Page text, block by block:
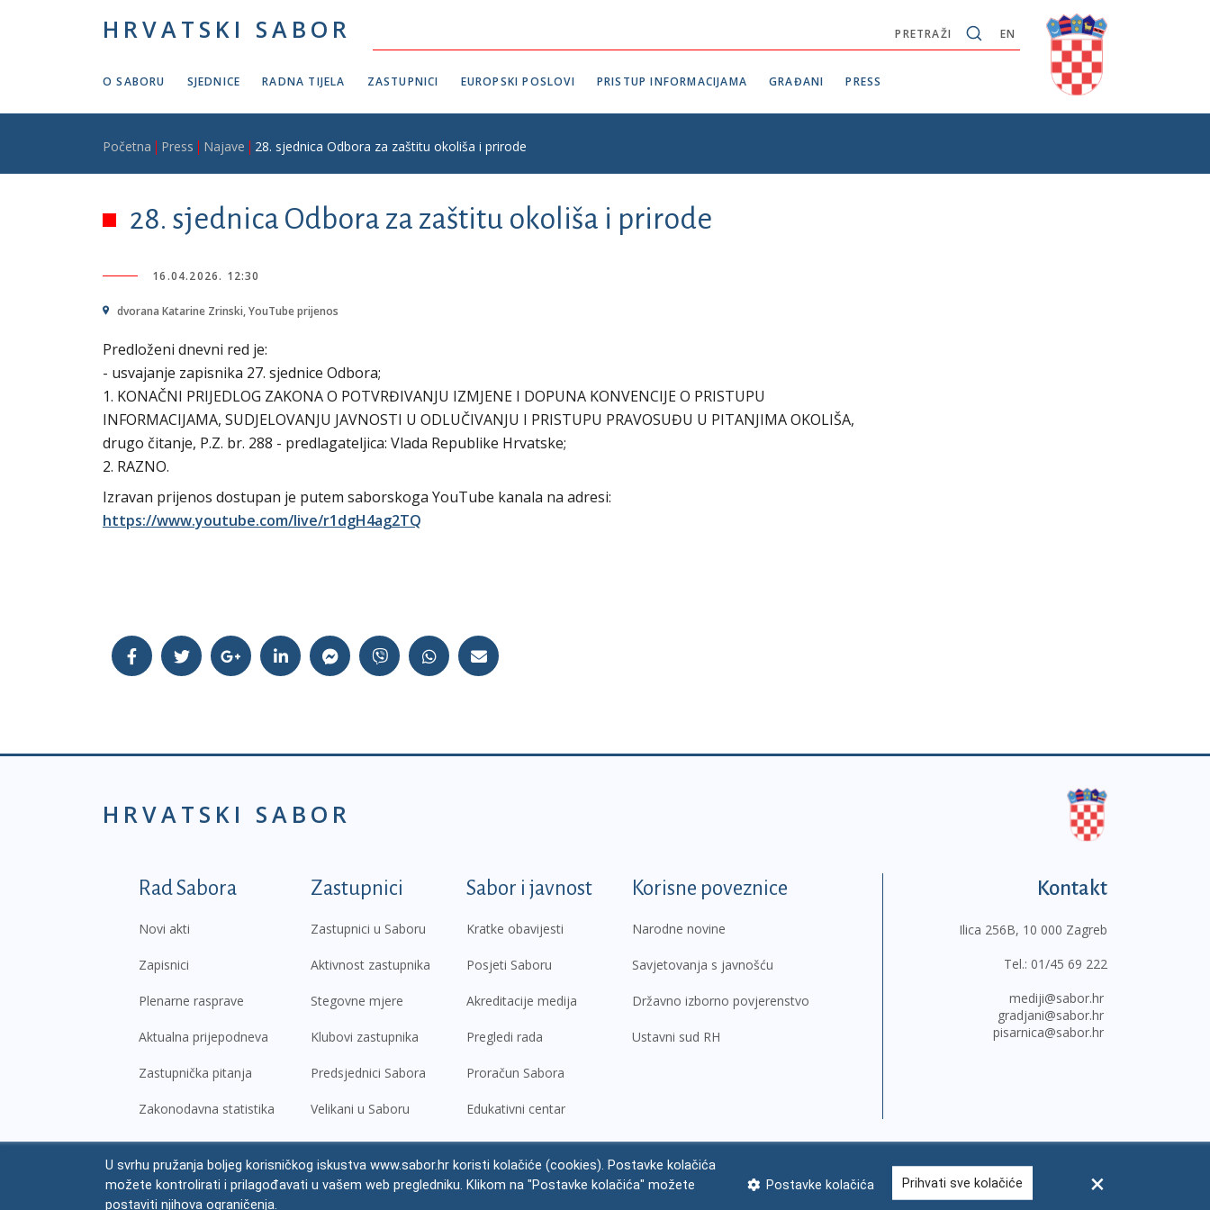
HRVATSKI SABOR EN
PRETRAŽI
O SABORU SJEDNICE RADNA TIJELA ZASTUPNICI EUROPSKI POSLOVI PRISTUP INFORMACIJAMA GRAĐANI PRESS
Breadcrumb
Početna Press Najave 28. sjednica Odbora za zaštitu okoliša i prirode
28. sjednica Odbora za zaštitu okoliša i prirode
16.04.2026. 12:30
dvorana Katarine Zrinski, YouTube prijenos
Predloženi dnevni red je:
- usvajanje zapisnika 27. sjednice Odbora;
1. KONAČNI PRIJEDLOG ZAKONA O POTVRĐIVANJU IZMJENE I DOPUNA KONVENCIJE O PRISTUPU
INFORMACIJAMA, SUDJELOVANJU JAVNOSTI U ODLUČIVANJU I PRISTUPU PRAVOSUĐU U PITANJIMA OKOLIŠA,
drugo čitanje, P.Z. br. 288 - predlagateljica: Vlada Republike Hrvatske;
2. RAZNO.
Izravan prijenos dostupan je putem saborskoga YouTube kanala na adresi:
https://www.youtube.com/live/r1dgH4ag2TQ
HRVATSKI SABOR
Podnožje prvi izbornik
Rad Sabora
Novi akti
Zapisnici
Plenarne rasprave
Aktualna prijepodneva
Zastupnička pitanja
Zakonodavna statistika
Zastupnici
Zastupnici u Saboru
Aktivnost zastupnika
Stegovne mjere
Klubovi zastupnika
Predsjednici Sabora
Velikani u Saboru
Sabor i javnost
Kratke obavijesti
Posjeti Saboru
Akreditacije medija
Pregledi rada
Proračun Sabora
Edukativni centar
Korisne poveznice
Narodne novine
Savjetovanja s javnošću
Državno izborno povjerenstvo
Ustavni sud RH
Kontakt
Ilica 256B, 10 000 Zagreb
Tel.: 01/45 69 222
mediji@sabor.hr
gradjani@sabor.hr
pisarnica@sabor.hr
© Hrvatski sabor, 2026 Pravne napomene Izjava o pristupačnosti Zaštita osobnih podataka Impressum Česta pitanja Kontakti Mapa weba
U svrhu pružanja boljeg korisničkog iskustva www.sabor.hr koristi kolačiće (cookies). Postavke kolačića
možete kontrolirati i prilagođavati u vašem web pregledniku. Klikom na "Postavke kolačića" možete
postaviti njihova ograničenja.
Postavke kolačića Prihvati sve kolačiće